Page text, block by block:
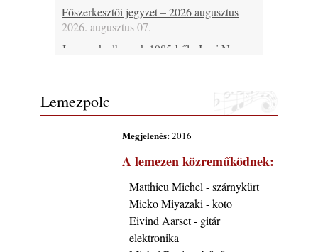
Főszerkesztői jegyzet – 2026 augusztus
2026. augusztus 07.
Jazz-rock albumok 1985-ből - Issei Noro
Jazz-rock albumok 1984-ből - John Scofield
„Electric Outlet”
2026. augusztus 06.
Kecskemét, 2026. augusztus 6-9.: 4 nap, 4
színpad, 10 ország zenészei, 40 óra zene és
2026. augusztus 05.
Magyar Jazz ABC – 541. rész: Juhász
Lemezpolc
Megjelenés:2016
A lemezen közreműködnek:
Matthieu Michel - szárnykürt
Mieko Miyazaki - koto
Eivind Aarset - gitár
elektronika